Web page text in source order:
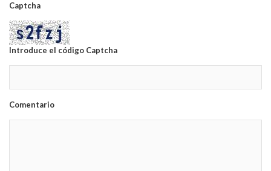
Captcha
Introduce el código Captcha
Comentario